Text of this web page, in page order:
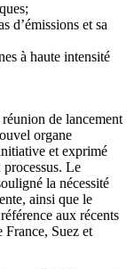
d’émissions et sa
à haute intensité
de lancement
organe
et exprimé
Le
la nécessité
ainsi que le
aux récents
France, Suez et